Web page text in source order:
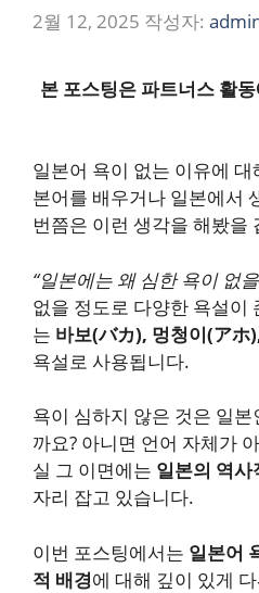
2월 12, 2025 작성자:
본 포스팅은 파트너스 활
일본어 욕이 없는 이유에
본어를 배우거나 일본에서
번쯤은 이런 생각을 해봤을
“일본에는 왜 심한 욕이 없
없을 정도로 다양한 욕설이
는 바보(バカ), 멍청이(アホ
욕설로 사용됩니다.
욕이 심하지 않은 것은 일
까요? 아니면 언어 자체가
실 그 이면에는 일본의 역
자리 잡고 있습니다.
이번 포스팅에서는 일본어
적 배경에 대해 깊이 있게